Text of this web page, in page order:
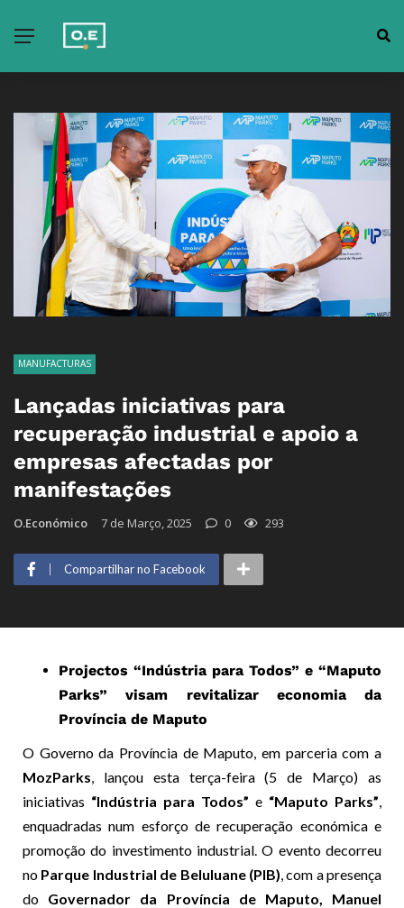
MANUFACTURAS
Lançadas iniciativas para
recuperação industrial e apoio a
empresas afectadas por
manifestações
O.Económico 7 de Março, 2025 0 293
Compartilhar no Facebook
Projectos “Indústria para Todos” e “Maputo
Parks” visam revitalizar economia da
Província de Maputo
O Governo da Província de Maputo, em parceria com a
MozParks, lançou esta terça-feira (5 de Março) as
iniciativas “Indústria para Todos” e “Maputo Parks”,
enquadradas num esforço de recuperação económica e
promoção do investimento industrial. O evento decorreu
no Parque Industrial de Beluluane (PIB), com a presença
do Governador da Província de Maputo, Manuel